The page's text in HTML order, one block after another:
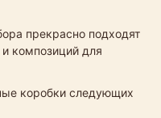
прекрасно подходят
композиций для
коробки следующих